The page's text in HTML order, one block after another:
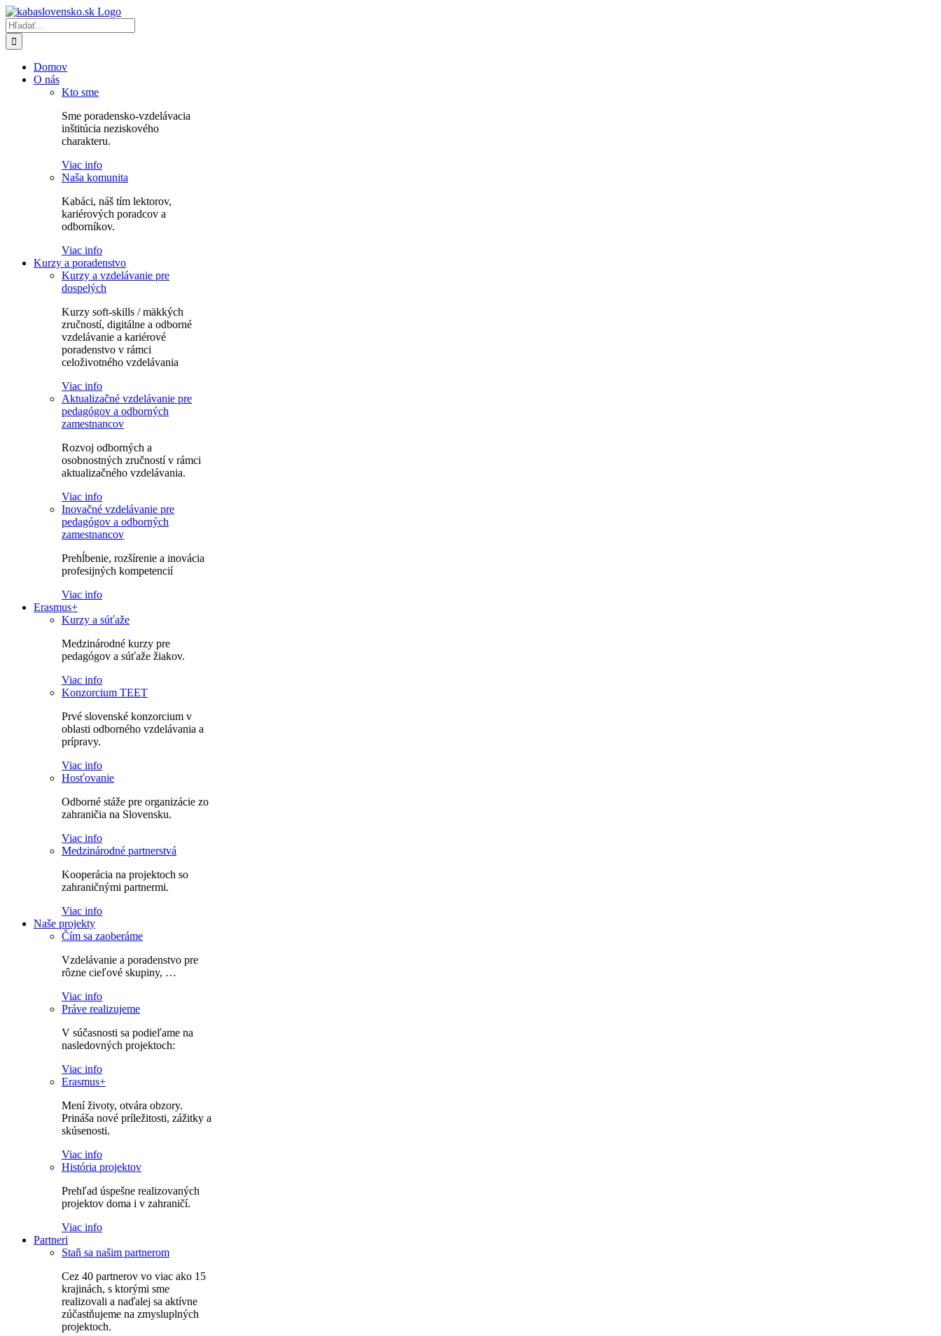
Skip
to
content
Hľadať:
Domov
O nás
Kto sme
Sme poradensko-vzdelávacia
inštitúcia neziskového
charakteru.
Viac info
Naša komunita
Kabáci, náš tím lektorov,
kariérových poradcov a
odborníkov.
Viac info
Kurzy a poradenstvo
Kurzy a vzdelávanie pre
dospelých
Kurzy soft-skills / mäkkých
zručností, digitálne a odborné
vzdelávanie a kariérové
poradenstvo v rámci
celoživotného vzdelávania
Viac info
Aktualizačné vzdelávanie pre
pedagógov a odborných
zamestnancov
Rozvoj odborných a
osobnostných zručností v rámci
aktualizačného vzdelávania.
Viac info
Inovačné vzdelávanie pre
pedagógov a odborných
zamestnancov
Prehĺbenie, rozšírenie a inovácia
profesijných kompetencií
Viac info
Erasmus+
Kurzy a súťaže
Medzinárodné kurzy pre
pedagógov a súťaže žiakov.
Viac info
Konzorcium TEET
Prvé slovenské konzorcium v
oblasti odborného vzdelávania a
prípravy.
Viac info
Hosťovanie
Odborné stáže pre organizácie zo
zahraničia na Slovensku.
Viac info
Medzinárodné partnerstvá
Kooperácia na projektoch so
zahraničnými partnermi.
Viac info
Naše projekty
Čím sa zaoberáme
Vzdelávanie a poradenstvo pre
rôzne cieľové skupiny, …
Viac info
Práve realizujeme
V súčasnosti sa podieľame na
nasledovných projektoch:
Viac info
Erasmus+
Mení životy, otvára obzory.
Prináša nové príležitosti, zážitky a
skúsenosti.
Viac info
História projektov
Prehľad úspešne realizovaných
projektov doma i v zahraničí.
Viac info
Partneri
Staň sa našim partnerom
Cez 40 partnerov vo viac ako 15
krajinách, s ktorými sme
realizovali a naďalej sa aktívne
zúčastňujeme na zmysluplných
projektoch.